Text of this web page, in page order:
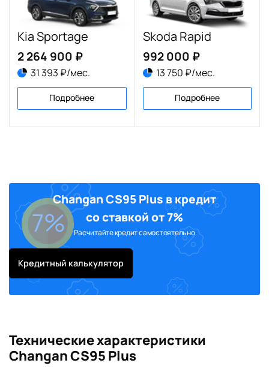
Kia Sportage
2 264 900 ₽
31 393 ₽/мес.
Подробнее
Skoda Rapid
992 000 ₽
13 750 ₽/мес.
Подробнее
7%
Changan CS95 Plus в кредит
со ставкой от 7%
Расчитайте кредит самостоятельно
Кредитный калькулятор
Технические характеристики
Changan CS95 Plus